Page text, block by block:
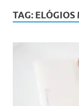
TAG: